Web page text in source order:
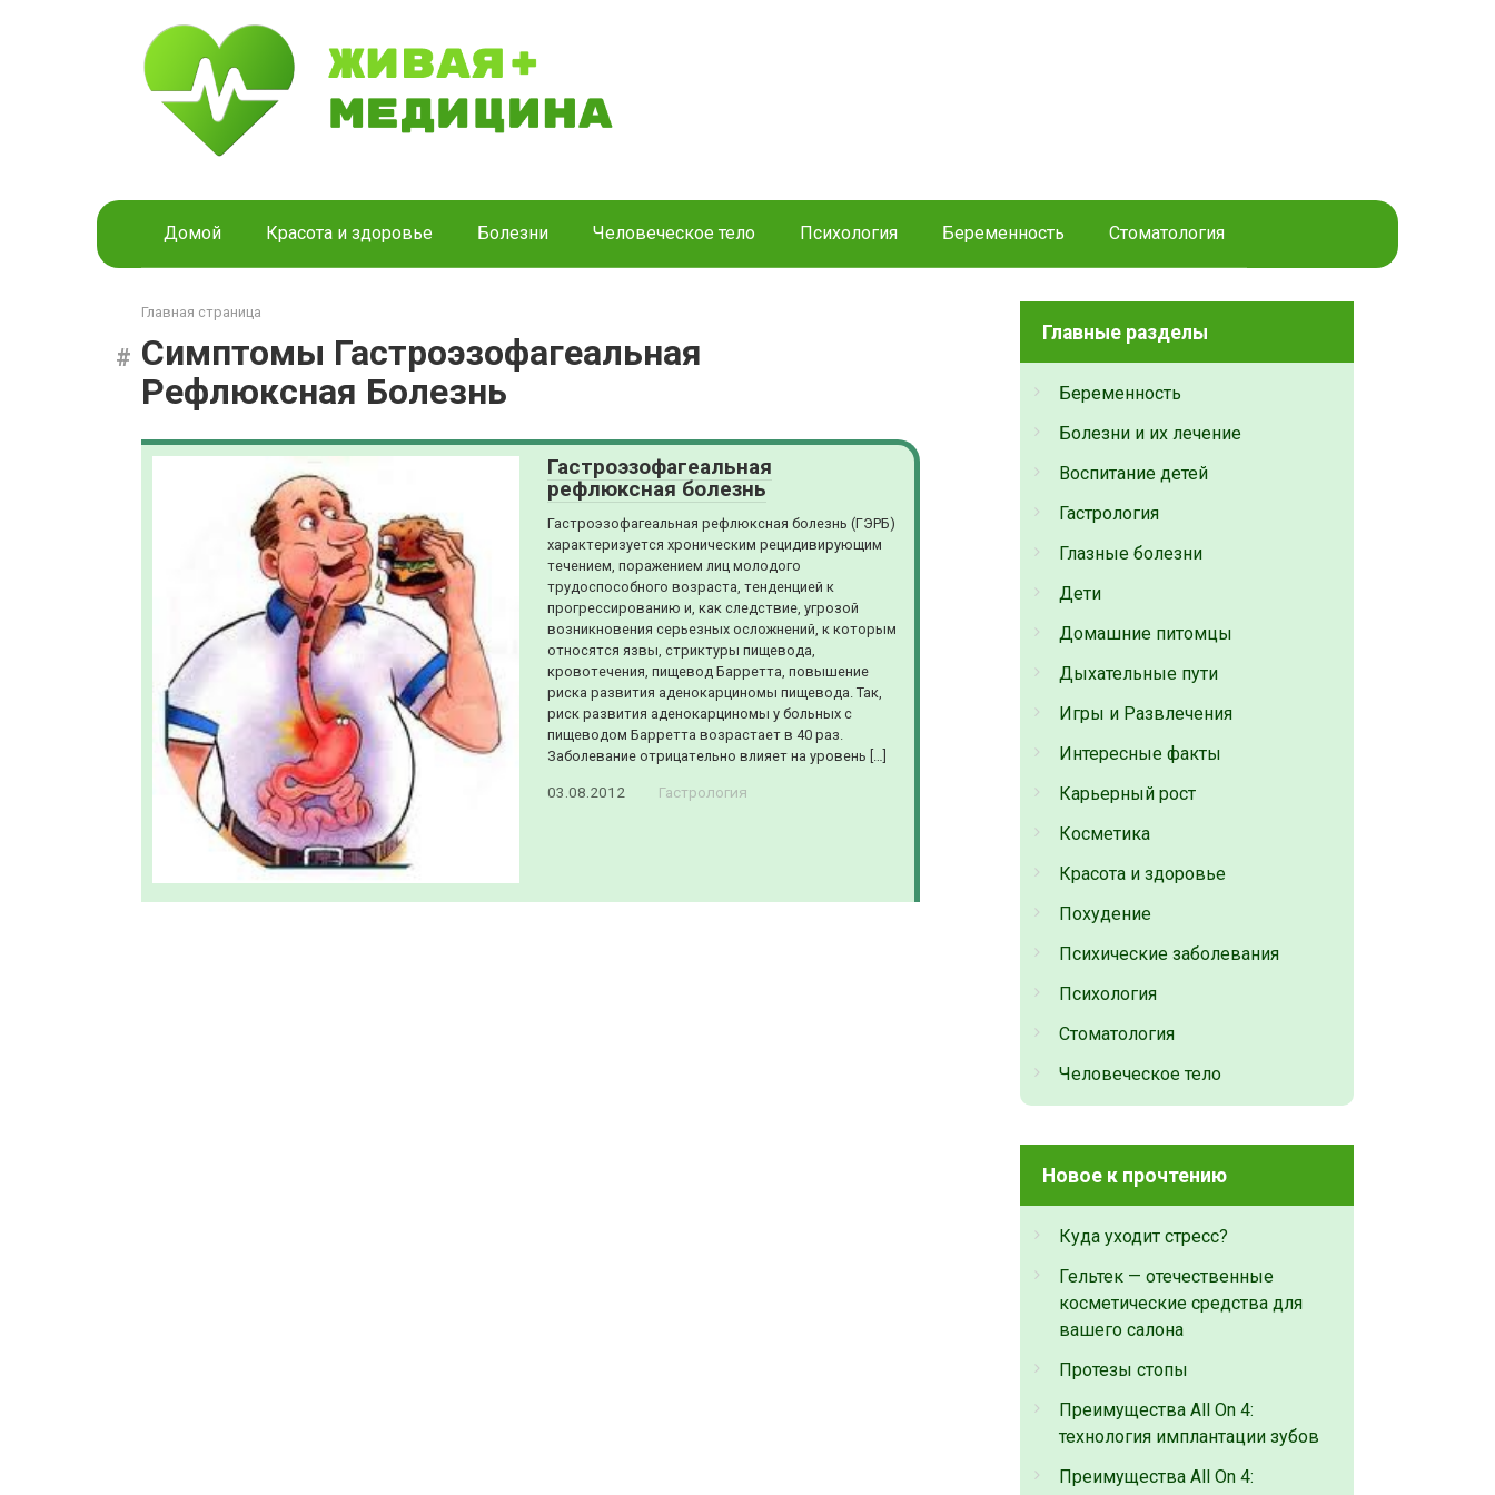
Домой Красота и здоровье Болезни Человеческое тело Психология Беременность Стоматология
Главная страница
Симптомы Гастроэзофагеальная
Рефлюксная Болезнь
Гастроэзофагеальная
рефлюксная болезнь
Гастроэзофагеальная рефлюксная болезнь (ГЭРБ)
характеризуется хроническим рецидивирующим
течением, поражением лиц молодого
трудоспособного возраста, тенденцией к
прогрессированию и, как следствие, угрозой
возникновения серьезных осложнений, к которым
относятся язвы, стриктуры пищевода,
кровотечения, пищевод Барретта, повышение
риска развития аденокарциномы пищевода. Так,
риск развития аденокарциномы у больных с
пищеводом Барретта возрастает в 40 раз.
Заболевание отрицательно влияет на уровень […]
03.08.2012 Гастрология
Главные разделы
Беременность
Болезни и их лечение
Воспитание детей
Гастрология
Глазные болезни
Дети
Домашние питомцы
Дыхательные пути
Игры и Развлечения
Интересные факты
Карьерный рост
Косметика
Красота и здоровье
Похудение
Психические заболевания
Психология
Стоматология
Человеческое тело
Новое к прочтению
Куда уходит стресс?
Гельтек — отечественные
косметические средства для
вашего салона
Протезы стопы
Преимущества All On 4:
технология имплантации зубов
Преимущества All On 4: